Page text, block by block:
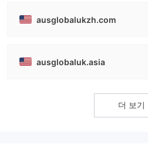
ausglobalukzh.com
ausglobaluk.asia
더 보기